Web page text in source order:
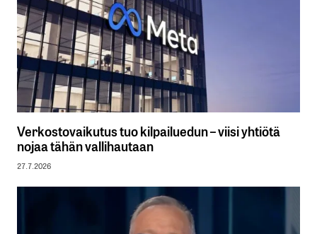
Verkostovaikutus tuo kilpailuedun – viisi yhtiötä
nojaa tähän vallihautaan
27.7.2026